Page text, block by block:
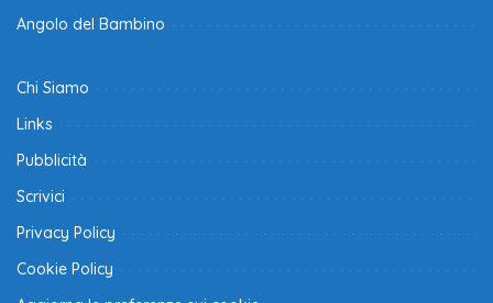
Angolo del Bambino
Chi Siamo
Links
Pubblicità
Scrivici
Privacy Policy
Cookie Policy